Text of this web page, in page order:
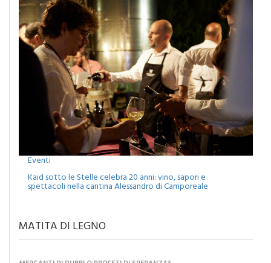
Eventi
Kaid sotto le Stelle celebra 20 anni: vino, sapori e
spettacoli nella cantina Alessandro di Camporeale
MATITA DI LEGNO